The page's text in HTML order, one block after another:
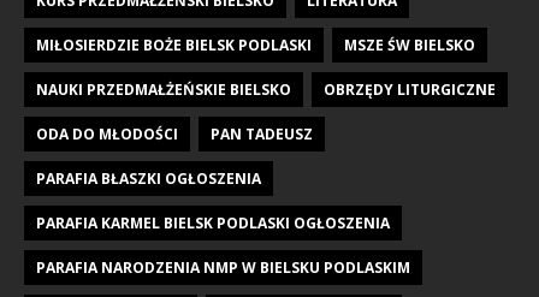
MIŁOSIERDZIE BOŻE BIELSK PODLASKI MSZE ŚW BIELSKO
NAUKI PRZEDMAŁŻEŃSKIE BIELSKO OBRZĘDY LITURGICZNE
ODA DO MŁODOŚCI PAN TADEUSZ
PARAFIA BŁASZKI OGŁOSZENIA
PARAFIA KARMEL BIELSK PODLASKI OGŁOSZENIA
PARAFIA NARODZENIA NMP W BIELSKU PODLASKIM